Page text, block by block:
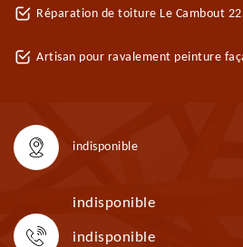
Réparation de toiture Le Cambout
Artisan pour ravalement peinture
indisponible
indisponible
indisponible